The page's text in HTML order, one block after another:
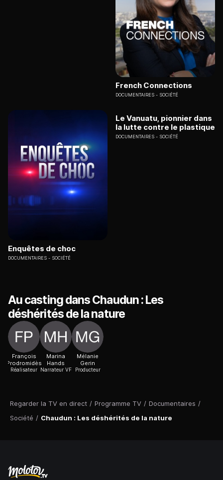
Regarder la TV en direct / Programme TV / Documentaires /
Société / Chaudun : Les déshérités de la nature
French Connections
DOCUMENTAIRES SOCIÉTÉ
Enquêtes de choc
DOCUMENTAIRES SOCIÉTÉ
Le Vanuatu, pionnier dans
la lutte contre le plastique
DOCUMENTAIRES SOCIÉTÉ
Au casting dans Chaudun : Les
déshérités de la nature
François
Prodromidès
Réalisateur
Marina
Hands
Narrateur VF
Mélanie
Gerin
Producteur